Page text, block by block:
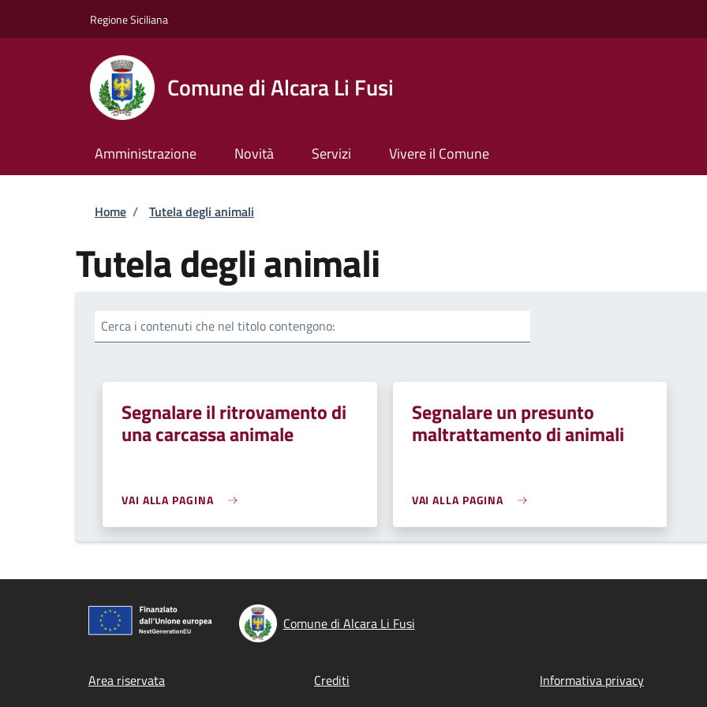
Regione Siciliana
Comune di Alcara Li Fusi
Amministrazione Novità Servizi Vivere il Comune
Briciole di pane
Home / Tutela degli animali
Tutela degli animali
Cerca i contenuti che nel titolo contengono:
Segnalare il ritrovamento di
una carcassa animale
VAI ALLA PAGINA
Segnalare un presunto
maltrattamento di animali
VAI ALLA PAGINA
Comune di Alcara Li Fusi
Footer menu
Area riservata Crediti Informativa privacy